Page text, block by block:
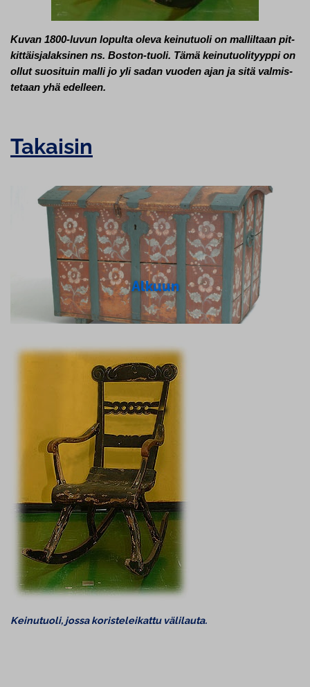
Kuvan 1800-luvun lopulta oleva keinutuoli on malliltaan pit­
kit­täis­ja­lak­si­nen ns. Boston-tuoli. Tämä kei­nu­tuo­li­tyyp­pi on
ollut suosituin malli jo yli sadan vuoden ajan ja sitä val­mis­
te­taan yhä edelleen.
Takaisin
Alkuun
Keinutuoli, jossa ko­ris­te­lei­kat­tu välilauta.